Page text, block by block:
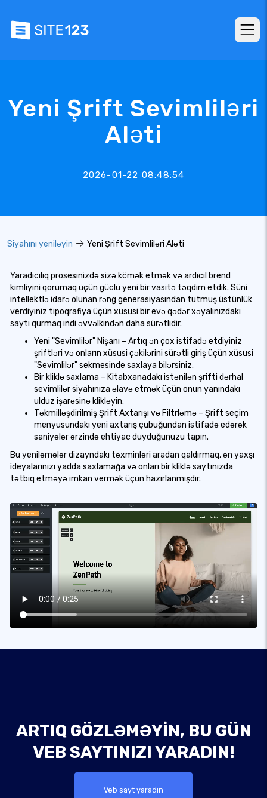
Yeni Şrift Sevimliləri
Aləti
2026-01-22 08:48:54
Siyahını yeniləyin Yeni Şrift Sevimliləri Aləti
Yaradıcılıq prosesinizdə sizə kömək etmək və ardıcıl brend
kimliyini qorumaq üçün güclü yeni bir vasitə təqdim etdik. Süni
intellektlə idarə olunan rəng generasiyasından tutmuş üstünlük
verdiyiniz tipoqrafiya üçün xüsusi bir evə qədər xəyalınızdakı
saytı qurmaq indi əvvəlkindən daha sürətlidir.
Yeni "Sevimlilər" Nişanı – Artıq ən çox istifadə etdiyiniz
şriftləri və onların xüsusi çəkilərini sürətli giriş üçün xüsusi
"Sevimlilər" sekmesinde saxlaya bilərsiniz.
Bir kliklə saxlama – Kitabxanadakı istənilən şrifti dərhal
sevimlilər siyahınıza əlavə etmək üçün onun yanındakı
ulduz işarəsinə klikləyin.
Təkmilləşdirilmiş Şrift Axtarışı və Filtrləmə – Şrift seçim
menyusundakı yeni axtarış çubuğundan istifadə edərək
saniyələr ərzində ehtiyac duyduğunuzu tapın.
Bu yeniləmələr dizayndakı təxminləri aradan qaldırmaq, ən yaxşı
ideyalarınızı yadda saxlamağa və onları bir kliklə saytınızda
tətbiq etməyə imkan vermək üçün hazırlanmışdır.
ARTIQ GÖZLƏMƏYIN, BU GÜN
VEB SAYTINIZI YARADIN!
Veb sayt yaradın